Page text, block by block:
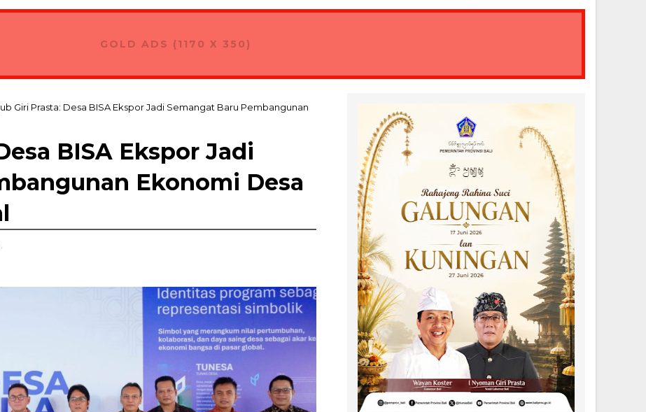
Mandala Dauhwaru Kelola Sampah Organik Secara Mandiri
GOLD ADS (1170 X 350)
Giri Prasta: Desa BISA Ekspor Jadi Semangat Baru Pembangunan
BISA Ekspor Jadi
Ekonomi Desa